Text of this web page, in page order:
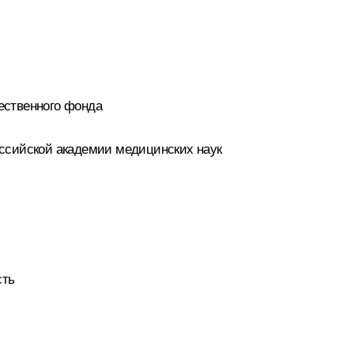
фонда
академии медицинских наук